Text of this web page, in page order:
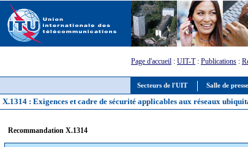
Secteurs de l'UIT Salle de presse
Page d'accueil : UIT-T: Publications :
X.1314 : Exigences et cadre de sécurité applicables aux réseaux
Recommandation X.1314